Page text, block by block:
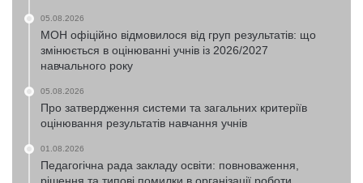
05.08.2026
МОН офіційно відмовилося від груп результатів: що
змінюється в оцінюванні учнів із 2026/2027
навчального року
05.08.2026
Про затвердження системи та загальних критеріїв
оцінювання результатів навчання учнів
01.08.2026
Педагогічна рада закладу освіти: повноваження,